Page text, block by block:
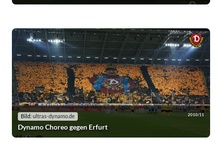
Bild: ultras-dynamo.de 2010/11
Dynamo Choreo gegen Erfurt